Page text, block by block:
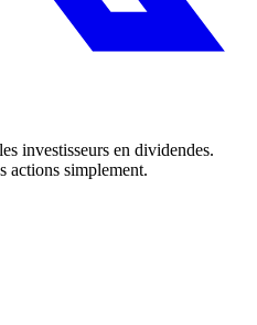
investisseurs en dividendes.
actions simplement.